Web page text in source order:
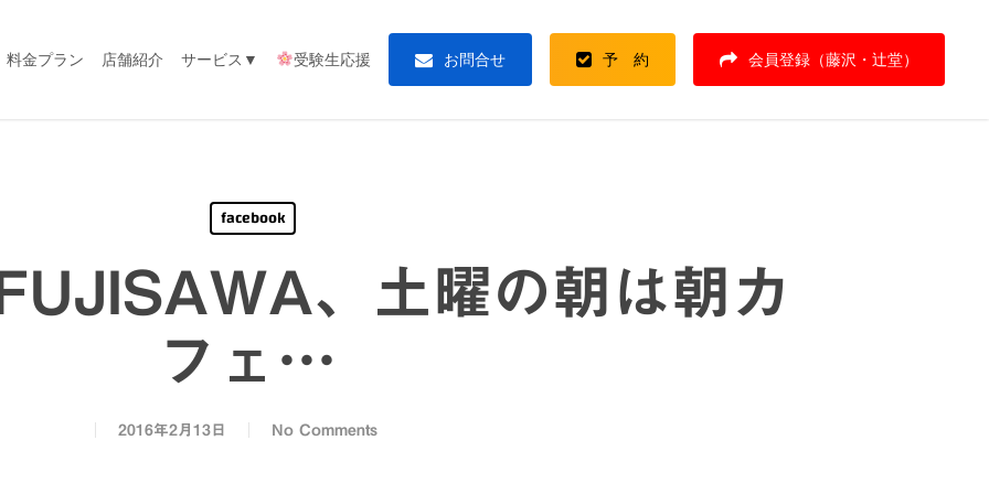
料金プラン 店舗紹介 サービス▼ 受験生応援 お問合せ 予 約 会員登録（藤沢・辻堂）
facebook
、土曜の朝は朝カ
フェ…
2016年2月13日 No Comments